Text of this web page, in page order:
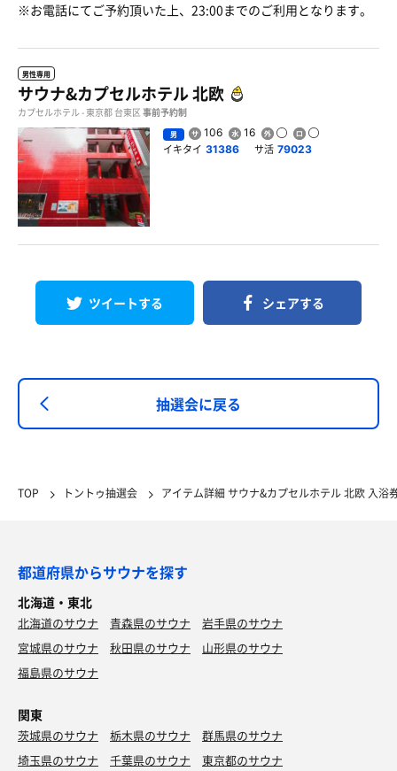
※お電話にてご予約頂いた上、23:00までのご利用となります。
男性専用
サウナ&カプセルホテル 北欧
カプセルホテル - 東京都 台東区 事前予約制
男 106 16
イキタイ 31386 サ活 79023
ツイートする シェアする
抽選会に戻る
TOP トントゥ抽選会 アイテム詳細 サウナ&カプセルホテル 北欧 入浴
都道府県からサウナを探す
北海道・東北
北海道のサウナ 青森県のサウナ
岩手県のサウナ
宮城県のサウナ
秋田県のサウナ
山形県のサウナ
福島県のサウナ
関東
茨城県のサウナ 栃木県のサウナ
群馬県のサウナ
埼玉県のサウナ
千葉県のサウナ 東京都のサウナ